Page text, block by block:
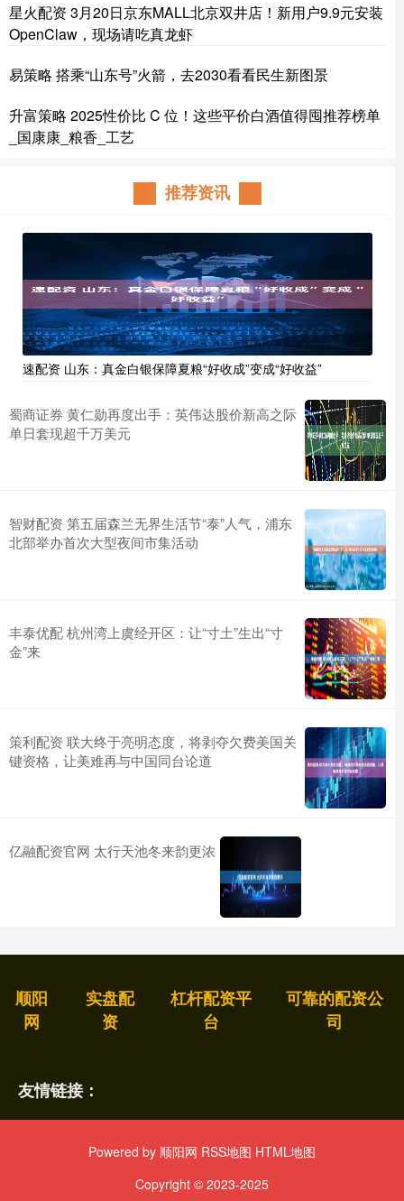
星火配资 3月20日京东MALL北京双井店！新用户9.9元安装
OpenClaw，现场请吃真龙虾
易策略 搭乘“山东号”火箭，去2030看看民生新图景
升富策略 2025性价比 C 位！这些平价白酒值得囤推荐榜单
_国康康_粮香_工艺
推荐资讯
速配资 山东：真金白银保障夏粮“好收成”变成“好收益”
蜀商证券 黄仁勋再度出手：英伟达股价新高之际
单日套现超千万美元
智财配资 第五届森兰无界生活节“泰”人气，浦东
北部举办首次大型夜间市集活动
丰泰优配 杭州湾上虞经开区：让“寸土”生出“寸
金”来
策利配资 联大终于亮明态度，将剥夺欠费美国关
键资格，让美难再与中国同台论道
亿融配资官网 太行天池冬来韵更浓
顺阳
网
实盘配
资
杠杆配资平
台
可靠的配资公
司
友情链接：
Powered by 顺阳网 RSS地图 HTML地图
Copyright © 2023-2025